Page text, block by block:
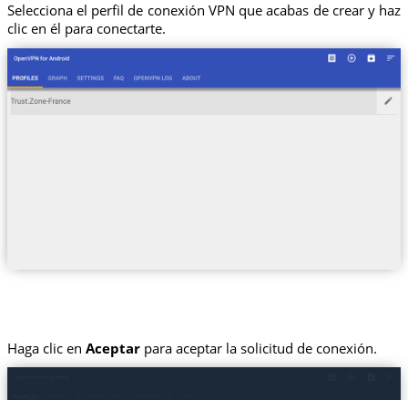
Selecciona el perfil de conexión VPN que acabas de crear y haz
clic en él para conectarte.
Haga clic en Aceptarpara aceptar la solicitud de conexión.